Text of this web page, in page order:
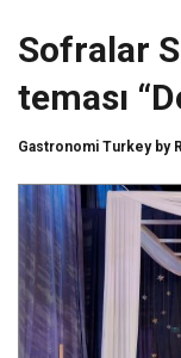
Sofralar
teması
Gastronomi Turkey by